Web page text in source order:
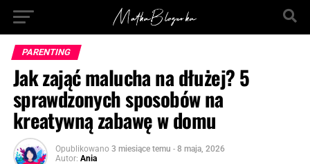
PARENTING
Jak zająć malucha na dłużej? 5
sprawdzonych sposobów na
kreatywną zabawę w domu
Opublikowano 3 miesiące temu - 8 maja, 2026
Autor: Ania